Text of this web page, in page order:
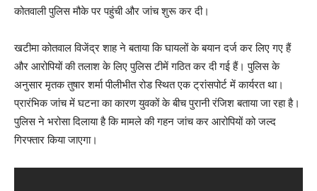
कोतवाली पुलिस मौके पर पहुंची और जांच शुरू कर दी।
खटीमा कोतवाल विजेंद्र शाह ने बताया कि घायलों के बयान दर्ज कर लिए गए हैं
और आरोपियों की तलाश के लिए पुलिस टीमें गठित कर दी गई हैं। पुलिस के
अनुसार मृतक तुषार शर्मा पीलीभीत रोड स्थित एक ट्रांसपोर्ट में कार्यरत था।
प्रारंभिक जांच में घटना का कारण युवकों के बीच पुरानी रंजिश बताया जा रहा है।
पुलिस ने भरोसा दिलाया है कि मामले की गहन जांच कर आरोपियों को जल्द
गिरफ्तार किया जाएगा।